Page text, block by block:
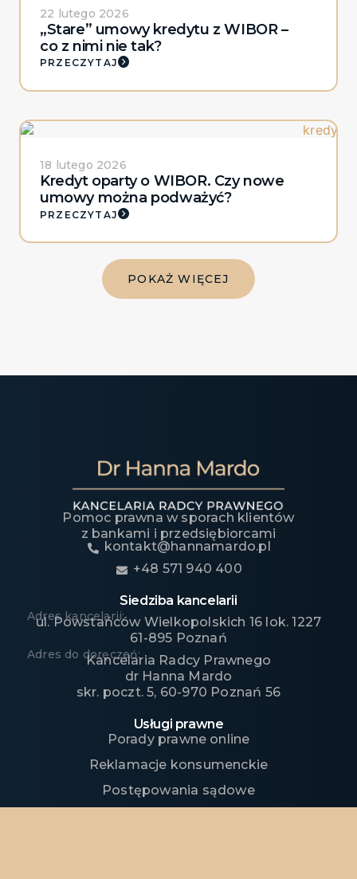
22 lutego 2026
„Stare” umowy kredytu z WIBOR –
co z nimi nie tak?
PRZECZYTAJ
18 lutego 2026
Kredyt oparty o WIBOR. Czy nowe
umowy można podważyć?
PRZECZYTAJ
POKAŻ WIĘCEJ
Pomoc prawna w sporach klientów
z bankami i przedsiębiorcami
kontakt@hannamardo.pl
+48 571 940 400
Siedziba kancelarii
Adres kancelarii:
ul. Powstańców Wielkopolskich 16 lok. 1227
61-895 Poznań
Adres do doręczeń:Kancelaria Radcy Prawnego
dr Hanna Mardo
skr. poczt. 5, 60-970 Poznań 56
Usługi prawne
Porady prawne online
Reklamacje konsumenckie
Postępowania sądowe